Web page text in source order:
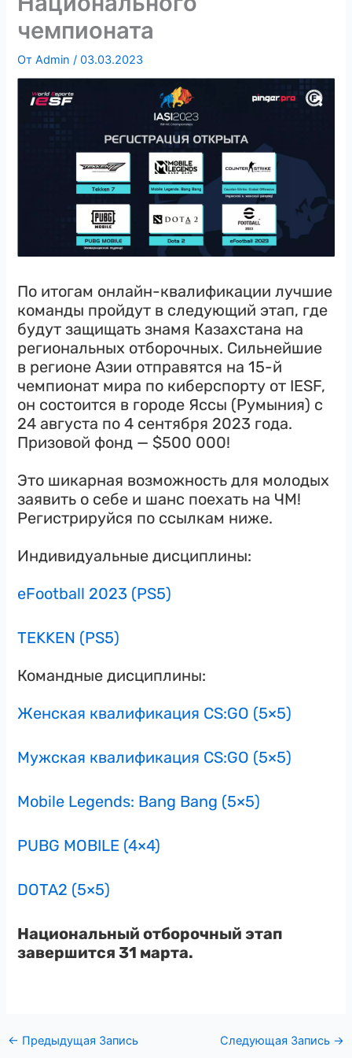
чемпионата
ОтAdmin/03.03.2023
По итогам онлайн-квалификации лучшие
команды пройдут в следующий этап, где
будут защищать знамя Казахстана на
региональных отборочных. Сильнейшие
в регионе Азии отправятся на 15-й
чемпионат мира по киберспорту от IESF,
он состоится в городе Яссы (Румыния) с
24 августа по 4 сентября 2023 года.
Призовой фонд — $500 000!
Это шикарная возможность для молодых
заявить о себе и шанс поехать на ЧМ!
Регистрируйся по ссылкам ниже.
Индивидуальные дисциплины:
eFootball 2023 (PS5)
TEKKEN (PS5)
Командные дисциплины:
Женская квалификация CS:GO (5×5)
Мужская квалификация CS:GO (5×5)
Mobile Legends: Bang Bang (5×5)
PUBG MOBILE (4×4)
DOTA2 (5×5)
Национальный отборочный этап
завершится 31 марта.
← Предыдущая Запись Следующая Запись →